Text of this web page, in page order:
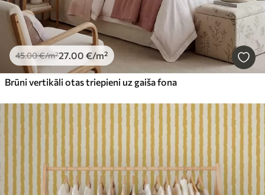
45.00€/m²27.00 €/m²
Brūni vertikāli otas triepieni uz gaiša fona